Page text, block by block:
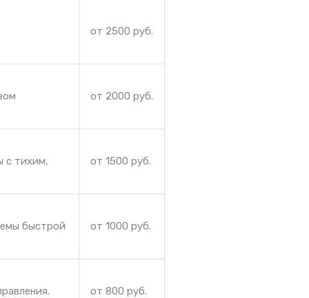
от 2500 руб.
от 2000 руб.
с тихим, от 1500 руб.
быстрой от 1000 руб.
от 800 руб.